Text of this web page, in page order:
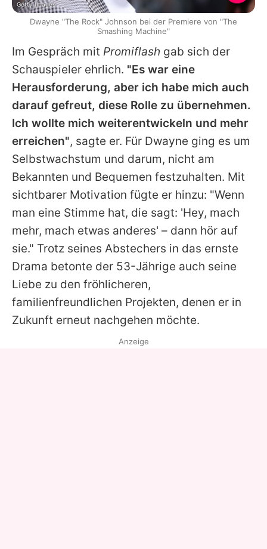
Im Gespräch mit Promiflash gab sich der
Schauspieler ehrlich. "Es war eine
Herausforderung, aber ich habe mich auch
darauf gefreut, diese Rolle zu übernehmen.
Ich wollte mich weiterentwickeln und mehr
erreichen", sagte er. Für Dwayne ging es um
Selbstwachstum und darum, nicht am
Bekannten und Bequemen festzuhalten. Mit
sichtbarer Motivation fügte er hinzu: "Wenn
man eine Stimme hat, die sagt: 'Hey, mach
mehr, mach etwas anderes' – dann hör auf
sie." Trotz seines Abstechers in das ernste
Drama betonte der 53-Jährige auch seine
Liebe zu den fröhlicheren,
familienfreundlichen Projekten, denen er in
Zukunft erneut nachgehen möchte.
Getty Images
Dwayne "The Rock" Johnson bei der Premiere von "The
Smashing Machine"
Anzeige